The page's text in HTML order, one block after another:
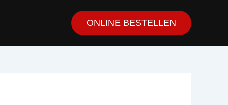
ONLINE BESTELLEN